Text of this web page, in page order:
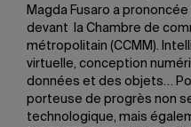
Magda Fusaro a
devant la Chambre de
métropolitain (CCMM).
virtuelle, conception
données et des objets…
porteuse de progrès non
technologique, mais